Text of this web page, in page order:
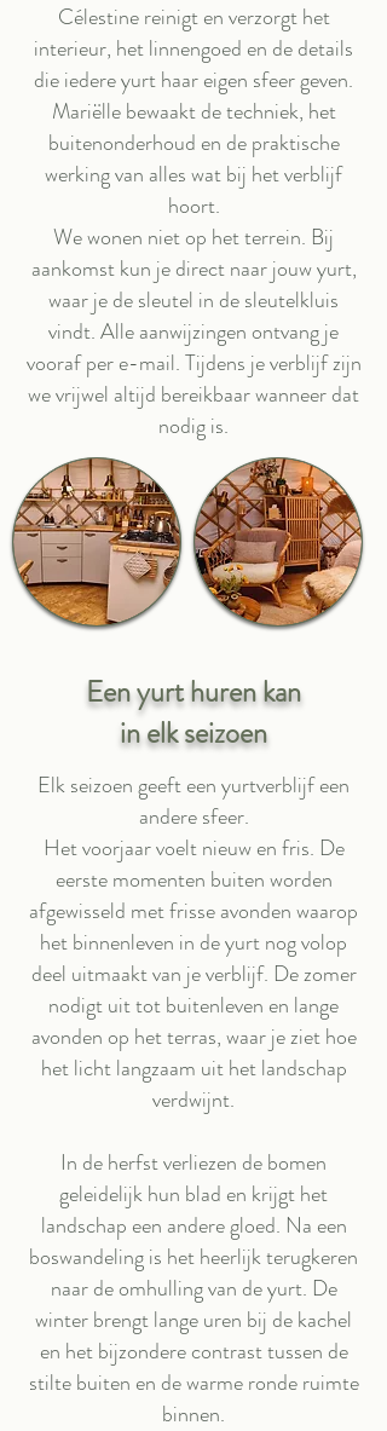
Célestine reinigt en verzorgt het
interieur, het linnengoed en de details
die iedere yurt haar eigen sfeer geven.
Mariëlle bewaakt de techniek, het
buitenonderhoud en de praktische
werking van alles wat bij het verblijf
hoort.
We wonen niet op het terrein. Bij
aankomst kun je direct naar jouw yurt,
waar je de sleutel in de sleutelkluis
vindt. Alle aanwijzingen ontvang je
vooraf per e-mail. Tijdens je verblijf zijn
we vrijwel altijd bereikbaar wanneer dat
nodig is.
Een yurt huren kan
in elk seizoen
Elk seizoen geeft een yurtverblijf een
andere sfeer.
Het voorjaar voelt nieuw en fris. De
eerste momenten buiten worden
afgewisseld met frisse avonden waarop
het binnenleven in de yurt nog volop
deel uitmaakt van je verblijf. De zomer
nodigt uit tot buitenleven en lange
avonden op het terras, waar je ziet hoe
het licht langzaam uit het landschap
verdwijnt.
In de herfst verliezen de bomen
geleidelijk hun blad en krijgt het
landschap een andere gloed. Na een
boswandeling is het heerlijk terugkeren
naar de omhulling van de yurt. De
winter brengt lange uren bij de kachel
en het bijzondere contrast tussen de
stilte buiten en de warme ronde ruimte
binnen.